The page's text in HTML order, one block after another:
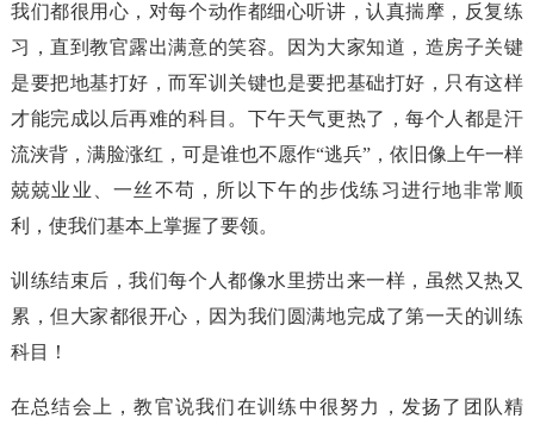
我们都很用心，对每个动作都细心听讲，认真揣摩，反复练
习，直到教官露出满意的笑容。因为大家知道，造房子关键
是要把地基打好，而军训关键也是要把基础打好，只有这样
才能完成以后再难的科目。下午天气更热了，每个人都是汗
流浃背，满脸涨红，可是谁也不愿作“逃兵”，依旧像上午一样
兢兢业业、一丝不苟，所以下午的步伐练习进行地非常顺
利，使我们基本上掌握了要领。
训练结束后，我们每个人都像水里捞出来一样，虽然又热又
累，但大家都很开心，因为我们圆满地完成了第一天的训练
科目！
在总结会上，教官说我们在训练中很努力，发扬了团队精